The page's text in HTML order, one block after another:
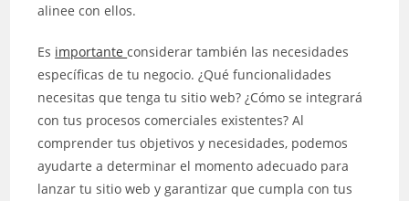
alinee con ellos.
Es importanteconsiderar también las necesidades
específicas de tu negocio. ¿Qué funcionalidades
necesitas que tenga tu sitio web? ¿Cómo se integrará
con tus procesos comerciales existentes? Al
comprender tus objetivos y necesidades, podemos
ayudarte a determinar el momento adecuado para
lanzar tu sitio web y garantizar que cumpla con tus